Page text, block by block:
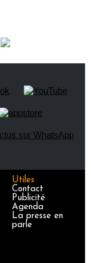
Utiles
Contact
Publicité
Agenda
La presse en
parle